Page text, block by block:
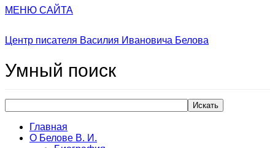
МЕНЮ САЙТА
Центр писателя Василия Ивановича Белова
Умный поиск
Искать
Главная
О Белове В. И.